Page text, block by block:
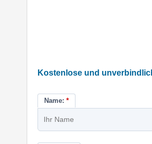
Kostenlose und
Name: *